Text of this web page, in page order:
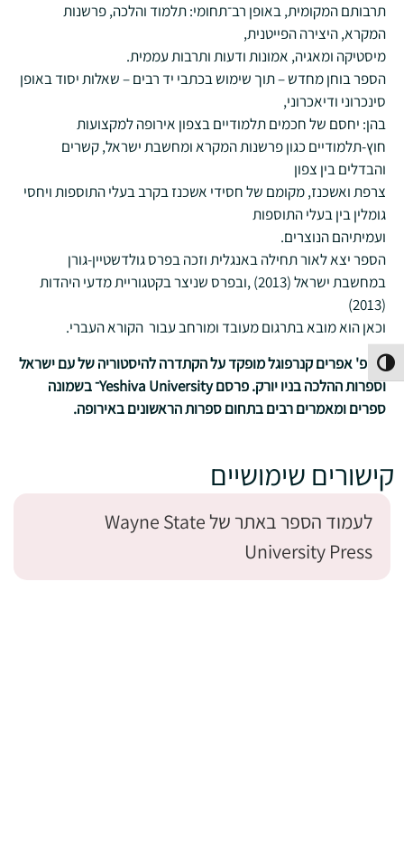
הפעל/כבה ניגודיות גבוהה
תרבותם המקומית, באופן רב־תחומי: תלמוד והלכה, פרשנות
המקרא, היצירה הפייטנית,
מיסטיקה ומאגיה, אמונות ודעות ותרבות עממית.
הספר בוחן מחדש – תוך שימוש בכתבי יד רבים – שאלות יסוד באופן
סינכרוני ודיאכרוני,
בהן: יחסם של חכמים תלמודיים בצפון אירופה למקצועות
חוץ-תלמודיים כגון פרשנות המקרא ומחשבת ישראל, קשרים
והבדלים בין צפון
צרפת ואשכנז, מקומם של חסידי אשכנז בקרב בעלי התוספות ויחסי
גומלין בין בעלי התוספות
ועמיתיהם הנוצרים.
הספר יצא לאור תחילה באנגלית וזכה בפרס גולדשטיין-גורן
במחשבת ישראל (2013) ,ובפרס שניצר בקטגוריית מדעי היהדות
(2013)
וכאן הוא מובא בתרגום מעובד ומורחב עבור הקורא העברי.
פרופ' אפרים קנרפוגל מופקד על הקתדרה להיסטוריה של עם ישראל
וספרות ההלכה בניו יורק. פרסם Yeshiva University־ בשמונה
ספרים ומאמרים רבים בתחום ספרותהראשונים באירופה.
קישורים שימושיים
לעמוד הספר באתר של Wayne State
University Press